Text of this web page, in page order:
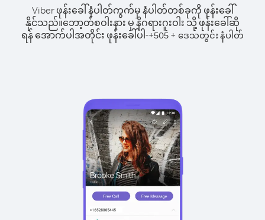
Viber ဖုန်းခေါ်နံပါတ်ကွက်မှ နံပါတ်တစ်ခုကို ဖုန်းခေါ်
နိုင်သည်။ဘော့တ်စဝါးနား မှ နိဂရားဂူးဝါး သို့ ဖုန်းခေါ်ဆို
ရန် အောက်ပါအတိုင်း ဖုန်းခေါ်ပါ-+505 + ဒေသတွင်း နံပါတ်